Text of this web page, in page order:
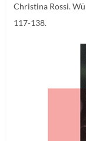
Christina Rossi.
117-138.